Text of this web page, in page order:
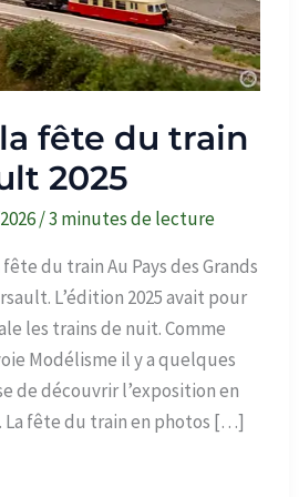
fête du train
2025
/3 minutes de lecture
du train Au Pays des Grands
L’édition 2025 avait pour
les trains de nuit. Comme
Modélisme il y a quelques
de découvrir l’exposition en
La fête du train en photos […]